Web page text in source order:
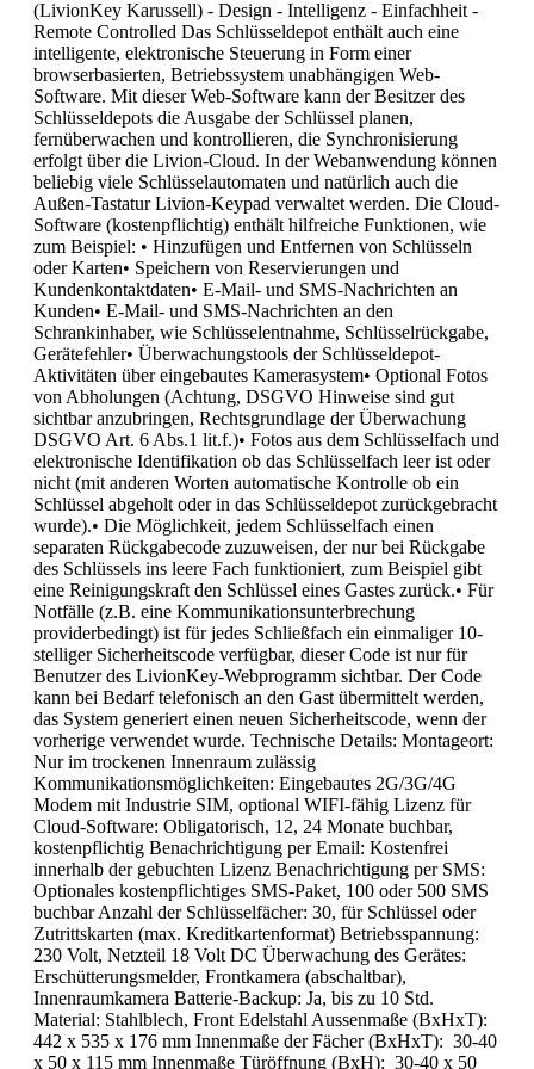
(LivionKey Karussell) - Design - Intelligenz - Einfachheit -
Remote Controlled Das Schlüsseldepot enthält auch eine
intelligente, elektronische Steuerung in Form einer
browserbasierten, Betriebssystem unabhängigen Web-
Software. Mit dieser Web-Software kann der Besitzer des
Schlüsseldepots die Ausgabe der Schlüssel planen,
fernüberwachen und kontrollieren, die Synchronisierung
erfolgt über die Livion-Cloud. In der Webanwendung können
beliebig viele Schlüsselautomaten und natürlich auch die
Außen-Tastatur Livion-Keypad verwaltet werden. Die Cloud-
Software (kostenpflichtig) enthält hilfreiche Funktionen, wie
zum Beispiel: • Hinzufügen und Entfernen von Schlüsseln
oder Karten• Speichern von Reservierungen und
Kundenkontaktdaten• E-Mail- und SMS-Nachrichten an
Kunden• E-Mail- und SMS-Nachrichten an den
Schrankinhaber, wie Schlüsselentnahme, Schlüsselrückgabe,
Gerätefehler• Überwachungstools der Schlüsseldepot-
Aktivitäten über eingebautes Kamerasystem• Optional Fotos
von Abholungen (Achtung, DSGVO Hinweise sind gut
sichtbar anzubringen, Rechtsgrundlage der Überwachung
DSGVO Art. 6 Abs.1 lit.f.)• Fotos aus dem Schlüsselfach und
elektronische Identifikation ob das Schlüsselfach leer ist oder
nicht (mit anderen Worten automatische Kontrolle ob ein
Schlüssel abgeholt oder in das Schlüsseldepot zurückgebracht
wurde).• Die Möglichkeit, jedem Schlüsselfach einen
separaten Rückgabecode zuzuweisen, der nur bei Rückgabe
des Schlüssels ins leere Fach funktioniert, zum Beispiel gibt
eine Reinigungskraft den Schlüssel eines Gastes zurück.• Für
Notfälle (z.B. eine Kommunikationsunterbrechung
providerbedingt) ist für jedes Schließfach ein einmaliger 10-
stelliger Sicherheitscode verfügbar, dieser Code ist nur für
Benutzer des LivionKey-Webprogramm sichtbar. Der Code
kann bei Bedarf telefonisch an den Gast übermittelt werden,
das System generiert einen neuen Sicherheitscode, wenn der
vorherige verwendet wurde. Technische Details: Montageort:
Nur im trockenen Innenraum zulässig
Kommunikationsmöglichkeiten: Eingebautes 2G/3G/4G
Modem mit Industrie SIM, optional WIFI-fähig Lizenz für
Cloud-Software: Obligatorisch, 12, 24 Monate buchbar,
kostenpflichtig Benachrichtigung per Email: Kostenfrei
innerhalb der gebuchten Lizenz Benachrichtigung per SMS:
Optionales kostenpflichtiges SMS-Paket, 100 oder 500 SMS
buchbar Anzahl der Schlüsselfächer: 30, für Schlüssel oder
Zutrittskarten (max. Kreditkartenformat) Betriebsspannung:
230 Volt, Netzteil 18 Volt DC Überwachung des Gerätes:
Erschütterungsmelder, Frontkamera (abschaltbar),
Innenraumkamera Batterie-Backup: Ja, bis zu 10 Std.
Material: Stahlblech, Front Edelstahl Aussenmaße (BxHxT):
442 x 535 x 176 mm Innenmaße der Fächer (BxHxT): 30-40
x 50 x 115 mm Innenmaße Türöffnung (BxH): 30-40 x 50